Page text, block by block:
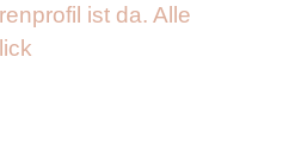
ist da. Alle